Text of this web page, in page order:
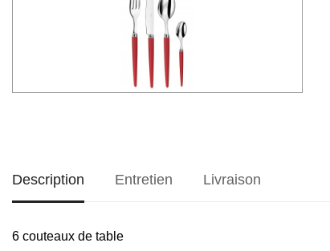
Description Entretien Livraison
6 couteaux de table